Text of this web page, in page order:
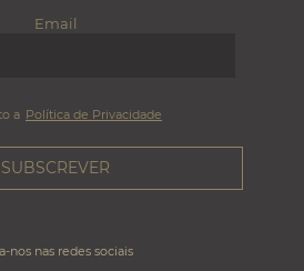
Email
a Política de Privacidade
nos nas redes sociais